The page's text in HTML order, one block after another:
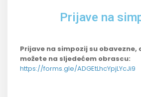
Prijave na
Prijave na simpozij su obavezne,
možete na sljedećem obrascu:
https://forms.gle/ADGEtLhcYpjLYcJi9